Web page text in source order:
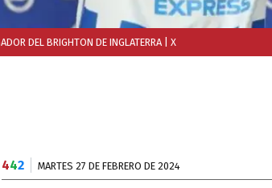
DEL BRIGHTON DE INGLATERRA | X
442 MARTES 27 DE FEBRERO DE 2024